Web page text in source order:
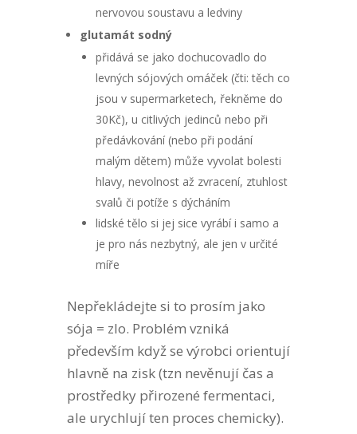
nervovou soustavu a ledviny
glutamát sodný
přidává se jako dochucovadlo do
levných sójových omáček (čti: těch co
jsou v supermarketech, řekněme do
30Kč), u citlivých jedinců nebo při
předávkování (nebo při podání
malým dětem) může vyvolat bolesti
hlavy, nevolnost až zvracení, ztuhlost
svalů či potíže s dýcháním
lidské tělo si jej sice vyrábí i samo a
je pro nás nezbytný, ale jen v určité
míře
Nepřekládejte si to prosím jako
sója = zlo. Problém vzniká
především když se výrobci orientují
hlavně na zisk (tzn nevěnují čas a
prostředky přirozené fermentaci,
ale urychlují ten proces chemicky).